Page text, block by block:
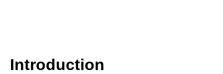
Introduction